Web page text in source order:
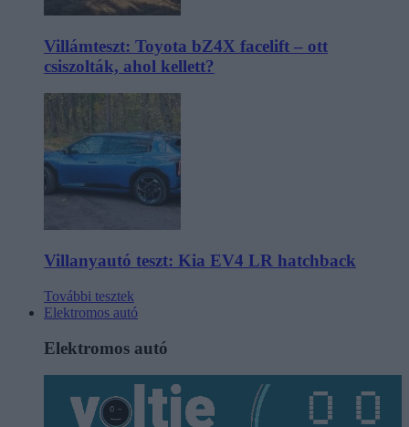
Villámteszt: Toyota bZ4X facelift – ott
csiszolták, ahol kellett?
Villanyautó teszt: Kia EV4 LR hatchback
További tesztek
Elektromos autó
Elektromos autó